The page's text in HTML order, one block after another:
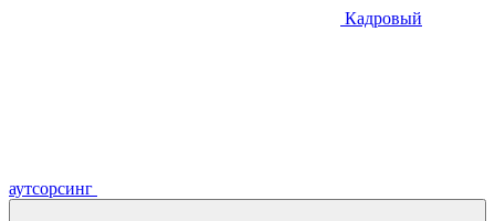
Кадровый
аутсорсинг